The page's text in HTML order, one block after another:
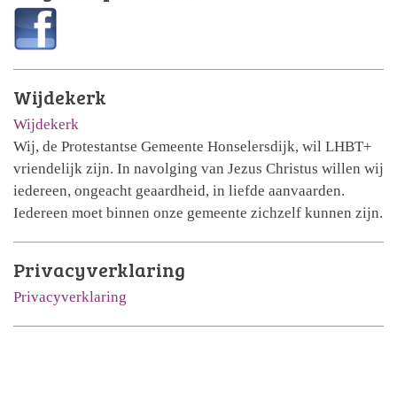
Wijdekerk
Wijdekerk
Wij, de Protestantse Gemeente Honselersdijk, wil LHBT+
vriendelijk zijn. In navolging van Jezus Christus willen wij
iedereen, ongeacht geaardheid, in liefde aanvaarden.
Iedereen moet binnen onze gemeente zichzelf kunnen zijn.
Privacyverklaring
Privacyverklaring